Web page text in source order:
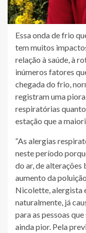
Essa onda de frio
tem muitos
relação à saúde, à
inúmeros fatores
chegada do frio,
registram uma
respiratórias
estação que a
“As alergias
neste período
do ar, de alterações
aumento da
Nicolette, alergista
naturalmente, já
para as pessoas
ainda pior. Pela